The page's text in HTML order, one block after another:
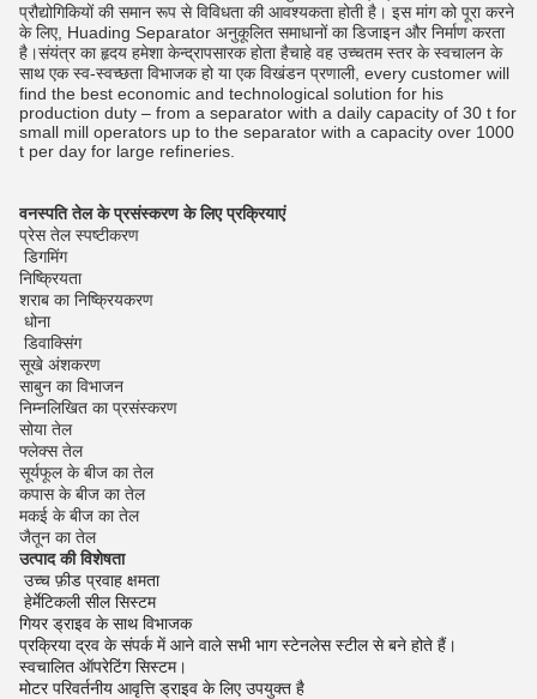
प्रौद्योगिकियों की समान रूप से विविधता की आवश्यकता होती है। इस मांग को पूरा करने
के लिए, Huading Separator अनुकूलित समाधानों का डिजाइन और निर्माण करता
है।संयंत्र का हृदय हमेशा केन्द्रापसारक होता हैचाहे वह उच्चतम स्तर के स्वचालन के
साथ एक स्व-स्वच्छता विभाजक हो या एक विखंडन प्रणाली, every customer will
find the best economic and technological solution for his
production duty – from a separator with a daily capacity of 30 t for
small mill operators up to the separator with a capacity over 1000
t per day for large refineries.
वनस्पति तेल के प्रसंस्करण के लिए प्रक्रियाएं
प्रेस तेल स्पष्टीकरण
️ डिगमिंग
निष्क्रियता
शराब का निष्क्रियकरण
️ धोना
️ डिवाक्सिंग
सूखे अंशकरण
साबुन का विभाजन
निम्नलिखित का प्रसंस्करण
सोया तेल
फ्लेक्स तेल
सूर्यफूल के बीज का तेल
कपास के बीज का तेल
मकई के बीज का तेल
जैतून का तेल
उत्पाद की विशेषता
️ उच्च फ़ीड प्रवाह क्षमता
️ हेर्मेटिकली सील सिस्टम
गियर ड्राइव के साथ विभाजक
प्रक्रिया द्रव के संपर्क में आने वाले सभी भाग स्टेनलेस स्टील से बने होते हैं।
स्वचालित ऑपरेटिंग सिस्टम।
मोटर परिवर्तनीय आवृत्ति ड्राइव के लिए उपयुक्त है